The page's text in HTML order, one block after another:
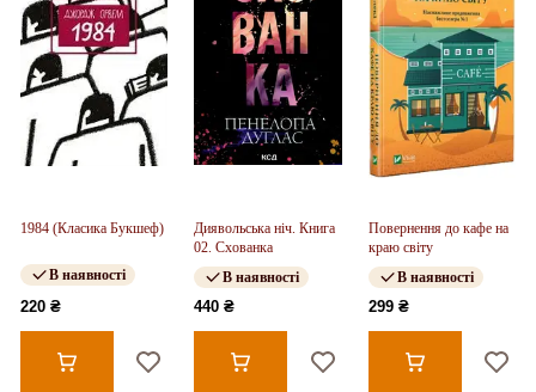
1984 (Класика Букшеф)
В наявності
220 ₴
Диявольська ніч. Книга
02. Схованка
В наявності
440 ₴
Повернення до кафе на
краю світу
В наявності
299 ₴